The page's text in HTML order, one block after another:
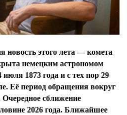
новость этого лета — комета
немецким астрономом
1873 года и с тех пор 29
Её период обращения вокруг
сближение
2026 года. Ближайшее